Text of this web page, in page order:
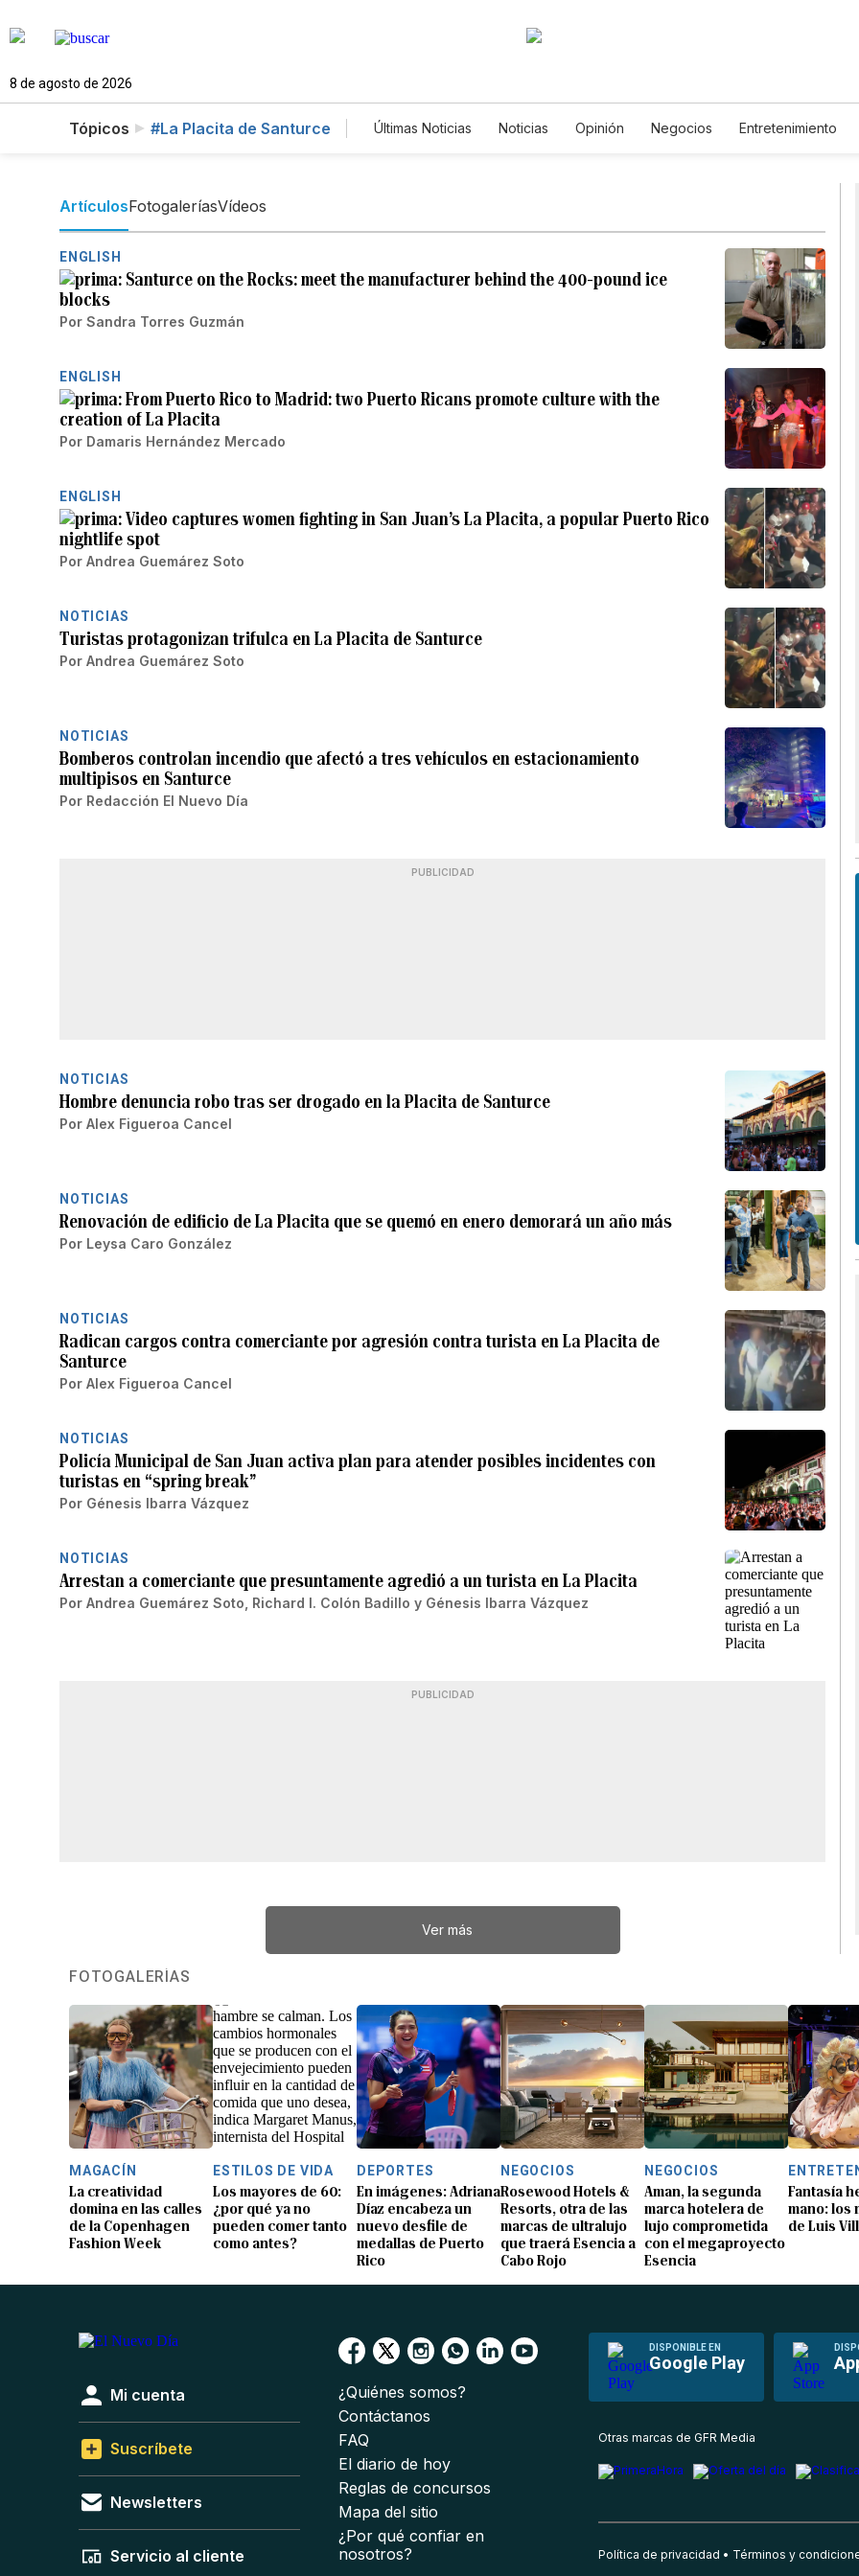
8 de agosto de 2026
Tópicos #La Placita de Santurce Últimas Noticias Noticias Opinión Negocios Entretenimiento
ArtículosFotogaleríasVídeos
ENGLISH
Santurce on the Rocks: meet the manufacturer behind the 400-pound ice
blocks
Por Sandra Torres Guzmán
ENGLISH
From Puerto Rico to Madrid: two Puerto Ricans promote culture with the
creation of La Placita
Por Damaris Hernández Mercado
ENGLISH
Video captures women fighting in San Juan’s La Placita, a popular Puerto Rico
nightlife spot
Por Andrea Guemárez Soto
NOTICIAS
Turistas protagonizan trifulca en La Placita de Santurce
Por Andrea Guemárez Soto
NOTICIAS
Bomberos controlan incendio que afectó a tres vehículos en estacionamiento
multipisos en Santurce
Por Redacción El Nuevo Día
PUBLICIDAD
NOTICIAS
Hombre denuncia robo tras ser drogado en la Placita de Santurce
Por Alex Figueroa Cancel
NOTICIAS
Renovación de edificio de La Placita que se quemó en enero demorará un año más
Por Leysa Caro González
NOTICIAS
Radican cargos contra comerciante por agresión contra turista en La Placita de
Santurce
Por Alex Figueroa Cancel
NOTICIAS
Policía Municipal de San Juan activa plan para atender posibles incidentes con
turistas en “spring break”
Por Génesis Ibarra Vázquez
NOTICIAS
Arrestan a comerciante que presuntamente agredió a un turista en La Placita
Por Andrea Guemárez Soto Richard I. Colón Badillo y Génesis Ibarra Vázquez
PUBLICIDAD
Ver más
FOTOGALERÍAS
MAGACÍN
La creatividad
domina en las calles
de la Copenhagen
Fashion Week
ESTILOS DE VIDA
Los mayores de 60:
¿por qué ya no
pueden comer tanto
como antes?
DEPORTES
En imágenes: Adriana
Díaz encabeza un
nuevo desfile de
medallas de Puerto
Rico
NEGOCIOS
Rosewood Hotels &
Resorts, otra de las
marcas de ultralujo
que traerá Esencia a
Cabo Rojo
NEGOCIOS
Aman, la segunda
marca hotelera de
lujo comprometida
con el megaproyecto
Esencia
Fantasía
mano: los
de Luis
DISPONIBLE EN
Google Play
Mi cuenta
Suscríbete
Newsletters
Servicio al cliente
¿Quiénes somos?
Contáctanos
FAQ
El diario de hoy
Reglas de concursos
Mapa del sitio
¿Por qué confiar en
nosotros?
Otras marcas de GFR Media
Política de privacidad Términos y